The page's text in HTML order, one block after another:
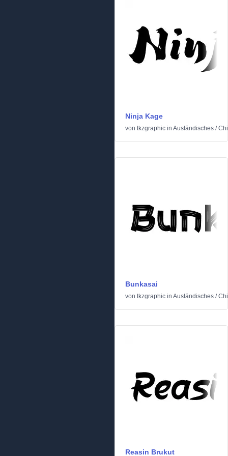
Ninja Kage
von tkzgraphic in Ausländisches /
Bunkasai
von tkzgraphic in Ausländisches /
Reasin Brukut